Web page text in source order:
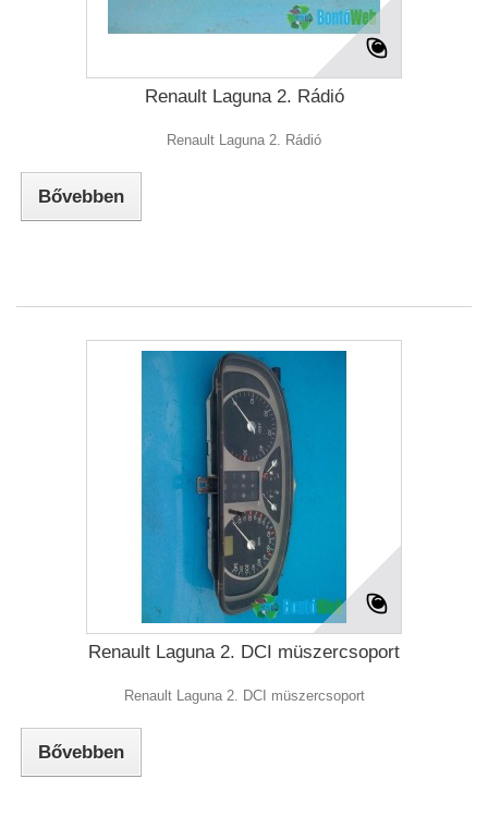
Renault Laguna 2. Rádió
Renault Laguna 2. Rádió
Bővebben
Renault Laguna 2. DCI müszercsoport
Renault Laguna 2. DCI müszercsoport
Bővebben